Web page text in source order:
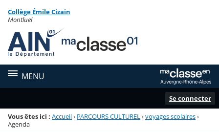
Menu de la rubrique
Contenu
Collège Émile Cizain
Montluel
MENU
Se connecter
Vous êtes ici : Accueil› PARCOURS CULTUREL ›voyages scolaires›
Agenda